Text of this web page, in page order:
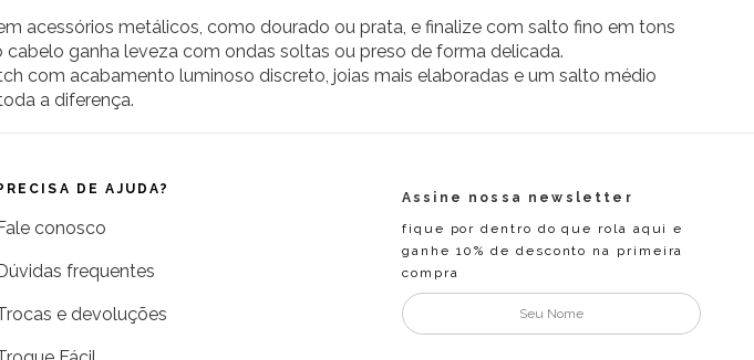
acessórios metálicos, como dourado ou prata, e finalize com salto fino em tons
ganha leveza com ondas soltas ou preso de forma delicada.
com acabamento luminoso discreto, joias mais elaboradas e um salto médio
a diferença.
DE AJUDA?
conosco
frequentes
e devoluções
Assine nossa newsletter
fique por dentro do que rola aqui e
ganhe 10% de desconto na primeira
compra